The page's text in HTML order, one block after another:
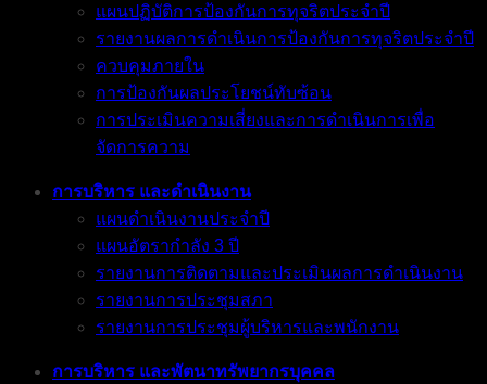
แผนปฏิบัติการป้องกันการทุจริตประจำปี
รายงานผลการดำเนินการป้องกันการทุจริตประจำปี
ควบคุมภายใน
การป้องกันผลประโยชน์ทับซ้อน
การประเมินความเสี่ยงและการดำเนินการเพื่อ
จัดการความ
การบริหาร และดำเนินงาน
แผนดำเนินงานประจำปี
แผนอัตรากำลัง 3 ปี
รายงานการติดตามและประเมินผลการดำเนินงาน
รายงานการประชุมสภา
รายงานการประชุมผู้บริหารและพนักงาน
การบริหาร และพัตนาทรัพยากรบุคคล